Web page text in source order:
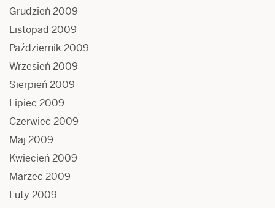
Grudzień 2009
Listopad 2009
Październik 2009
Wrzesień 2009
Sierpień 2009
Lipiec 2009
Czerwiec 2009
Maj 2009
Kwiecień 2009
Marzec 2009
Luty 2009